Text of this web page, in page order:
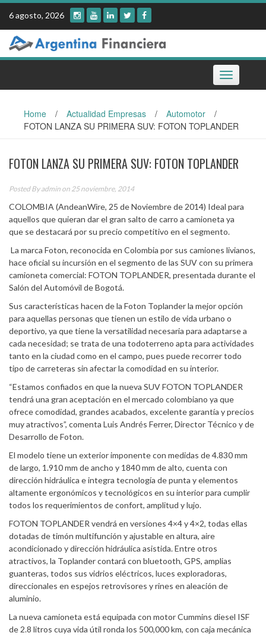
Skip
content
6 agosto, 2026
Toggle
navigation
Home / Actualidad Empresas / Automotor
/
FOTON LANZA SU PRIMERA SUV: FOTON TOPLANDER
FOTON LANZA SU PRIMERA SUV: FOTON TOPLANDER
Posted Byadmin on 25 noviembre, 2014
COLOMBIA (AndeanWire, 25 de Noviembre de 2014) Ideal para
aquellos que quieran dar el gran salto de carro a camioneta ya
que se destacará por su precio competitivo en el segmento.
La marca Foton, reconocida en Colombia por sus camiones livianos,
hace oficial su incursión en el segmento de las SUV con su primera
camioneta comercial: FOTON TOPLANDER, presentada durante el
Salón del Automóvil de Bogotá.
Sus características hacen de la Foton Toplander la mejor opción
para aquellas personas que tienen un estilo de vida urbano o
deportivo, ya que tiene la versatilidad necesaria para adaptarse a
cada necesidad; se trata de una todoterreno apta para actividades
tanto en la ciudad como en el campo, pues puede recorrer todo
tipo de carreteras sin afectar la comodidad en su interior.
“Estamos confiados en que la nueva SUV FOTON TOPLANDER
tendrá una gran aceptación en el mercado colombiano ya que
ofrece comodidad, grandes acabados, excelente garantía y precios
muy atractivos”, comenta Luis Andrés Ferrer, Director Técnico y de
Desarrollo de Foton.
El modelo tiene un exterior imponente con medidas de 4.830 mm
de largo, 1.910 mm de ancho y 1840 mm de alto, cuenta con
dirección hidráulica e integra tecnología de punta y elementos
altamente ergonómicos y tecnológicos en su interior para cumplir
todos los requerimientos de confort, amplitud y lujo.
FOTON TOPLANDER vendrá en versiones 4×4 y 4×2, todas ellas
dotadas de timón multifunción y ajustable en altura, aire
acondicionado y dirección hidráulica asistida. Entre otros
atractivos, la Toplander contará con bluetooth, GPS, amplias
guanteras, todos sus vidrios eléctricos, luces exploradoras,
direccionales en espejos retrovisores y rines en aleación de
aluminio.
La nueva camioneta está equipada con motor Cummins diesel ISF
de 2.8 litros cuya vida útil ronda los 500,000 km, con caja mecánica